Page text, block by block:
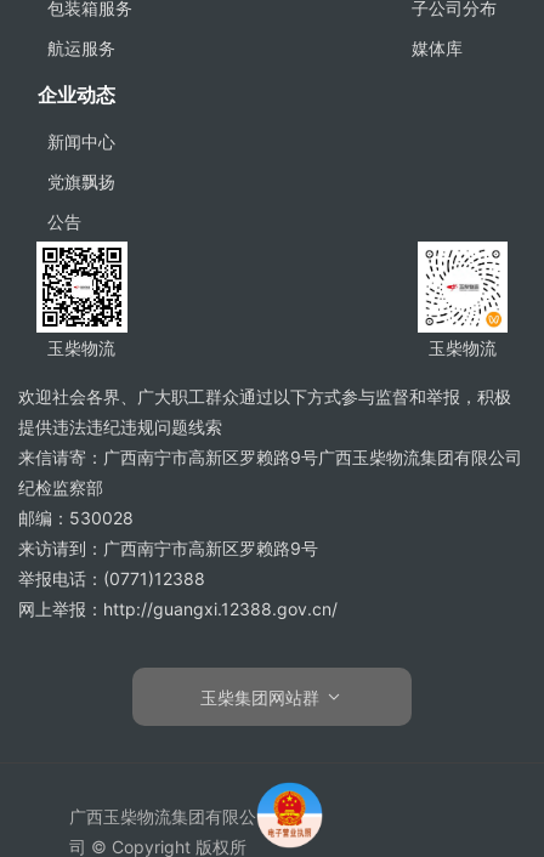
包装箱服务
航运服务
子公司分布
媒体库
企业动态
新闻中心
党旗飘扬
公告
玉柴物流 玉柴物流
欢迎社会各界、广大职工群众通过以下方式参与监督和举报，积极
提供违法违纪违规问题线索
来信请寄：广西南宁市高新区罗赖路9号广西玉柴物流集团有限公司
纪检监察部
邮编：530028
来访请到：广西南宁市高新区罗赖路9号
举报电话：(0771)12388
网上举报：http://guangxi.12388.gov.cn/
玉柴集团网站群
广西玉柴物流集团有限公
司 © Copyright 版权所